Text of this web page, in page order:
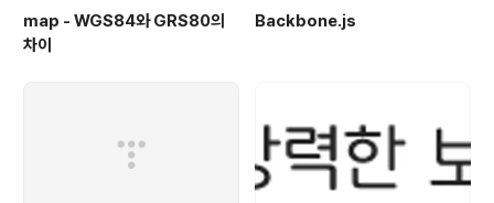
map - WGS84와 GRS80의
차이
Backbone.js